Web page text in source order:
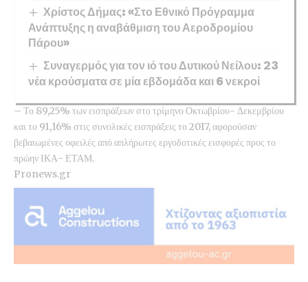
Χρίστος Δήμας: «Στο Εθνικό Πρόγραμμα
Ανάπτυξης η αναβάθμιση του Αεροδρομίου
Πάρου»
Συναγερμός για τον ιό του Δυτικού Νείλου: 23
νέα κρούσματα σε μία εβδομάδα και 6 νεκροί
– Το 89,25% των εισπράξεων στο τρίμηνο Οκτωβρίου- Δεκεμβρίου
και το 91,16% στις συνολικές εισπράξεις το 2017, αφορούσαν
βεβαιωμένες οφειλές από απλήρωτες εργοδοτικές εισφορές προς το
πρώην ΙΚΑ- ΕΤΑΜ.
Pronews.gr